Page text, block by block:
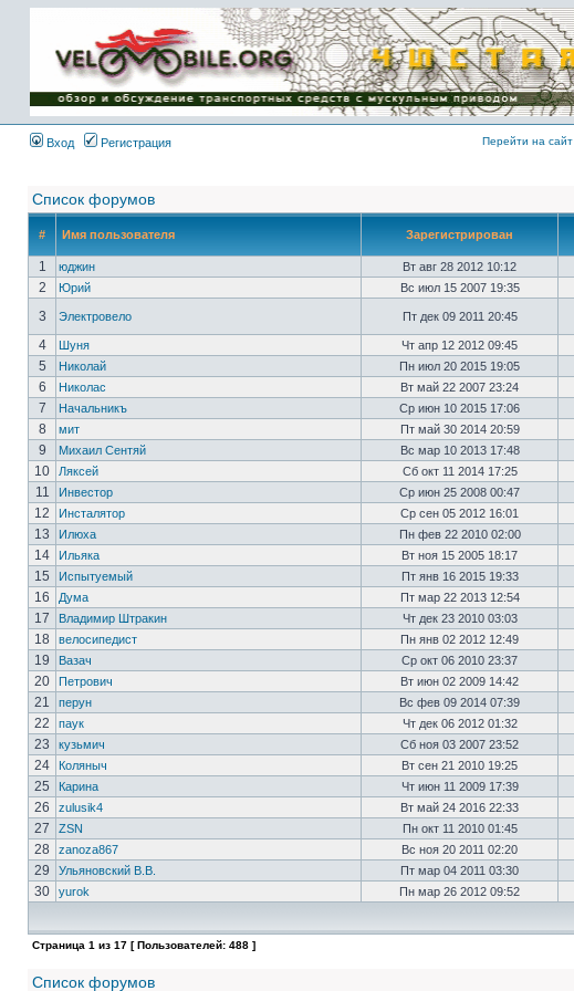
Имя пользователя:
Пароль:
{ LOG_ME_IN_SHORT
}
Вход Регистрация Перейти на сайт
Список форумов
# Имя пользователя Зарегистрирован
1 юджин Вт авг 28 2012 10:12
2
Юрий Вс июл 15 2007 19:35
3
Электровело Пт дек 09 2011 20:45
4
Шуня Чт апр 12 2012 09:45
5
Николай Пн июл 20 2015 19:05
6
Николас Вт май 22 2007 23:24
7
Начальникъ Ср июн 10 2015 17:06
8
мит Пт май 30 2014 20:59
9
Михаил Сентяй Вс мар 10 2013 17:48
10
Ляксей Сб окт 11 2014 17:25
11
Инвестор Ср июн 25 2008 00:47
12
Инсталятор Ср сен 05 2012 16:01
13
Илюха Пн фев 22 2010 02:00
14
Ильяка Вт ноя 15 2005 18:17
15
Испытуемый Пт янв 16 2015 19:33
16
Дума Пт мар 22 2013 12:54
17
Владимир Штракин Чт дек 23 2010 03:03
18
велосипедист Пн янв 02 2012 12:49
19
Вазач Ср окт 06 2010 23:37
20
Петрович Вт июн 02 2009 14:42
21
перун Вс фев 09 2014 07:39
22
паук Чт дек 06 2012 01:32
23
кузьмич Сб ноя 03 2007 23:52
24
Коляныч Вт сен 21 2010 19:25
25
Карина Чт июн 11 2009 17:39
26
zulusik4 Вт май 24 2016 22:33
27
ZSN Пн окт 11 2010 01:45
28
zanoza867 Вс ноя 20 2011 02:20
29
Ульяновский В.В. Пт мар 04 2011 03:30
30
yurok Пн мар 26 2012 09:52
Страница 1 из 17 [ Пользователей: 488 ]
Список форумов